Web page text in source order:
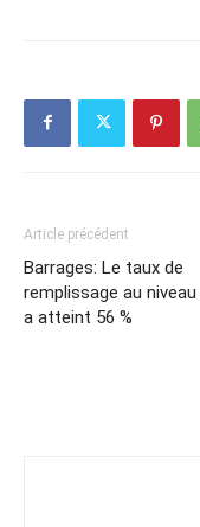
Article précédent
Barrages: Le taux de
remplissage au
a atteint 56 %